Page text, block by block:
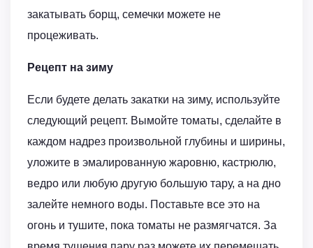
закатывать борщ, семечки можете не
процеживать.
Рецепт на зиму
Если будете делать закатки на зиму, используйте
следующий рецепт. Вымойте томаты, сделайте в
каждом надрез произвольной глубины и ширины,
уложите в эмалированную жаровню, кастрюлю,
ведро или любую другую большую тару, а на дно
залейте немного воды. Поставьте все это на
огонь и тушите, пока томаты не размягчатся. За